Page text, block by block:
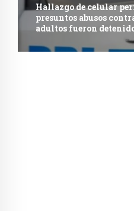
Hallazgo de celular
presuntos abusos
adultos fueron